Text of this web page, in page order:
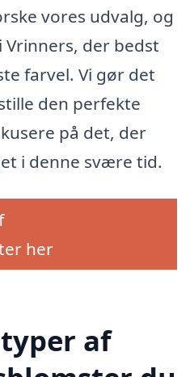
vores udvalg, og
der bedst
farvel. Vi gør det
den perfekte
på det, der
i denne svære tid.
her
af